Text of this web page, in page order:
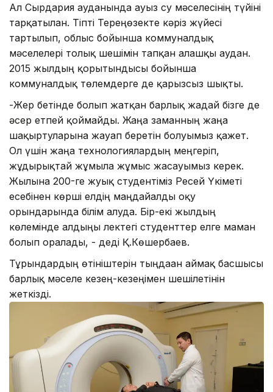
Ал Сырдария ауданында ауыз су мәселесінің түйіні
тарқатылған. Тіпті Тереңөзекте кәріз жүйесі
тартылып, облыс бойынша коммуналдық
мәселелері толық шешімін тапқан алғашқы аудан.
2015 жылдың қорытындысы бойынша
коммуналдық төлемдерге де қарызсыз шықты.
-Жер бетінде болып жатқан барлық жағдай бізге де
әсер етпей қоймайды. Жаңа заманның жаңа
шақыртуларына жауап беретін болуымыз қажет.
Ол үшін жаңа технологиялардың меңгеріп,
жұдырықтай жұмыла жұмыс жасауымыз керек.
Жылына 200-ге жуық студентіміз Ресей Үкіметі
есебінен көрші елдің маңдайалды оқу
орындарында білім алуда. Бір-екі жылдың
көлемінде алдыңғы лектегі студенттер елге маман
болып оралады, - деді Қ.Көшербаев.
Тұрғындардың өтініштерін тыңдаған аймақ басшысы
барлық мәселе кезең-кезеңімен шешілетінін
жеткізді.